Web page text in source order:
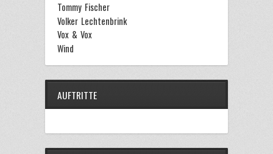
Tommy Fischer
Volker Lechtenbrink
Vox & Vox
Wind
AUFTRITTE